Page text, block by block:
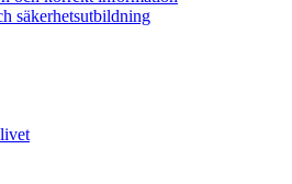
säkerhetsutbildning